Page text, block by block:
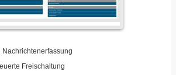
Nachrichtenerfassung
Freischaltung